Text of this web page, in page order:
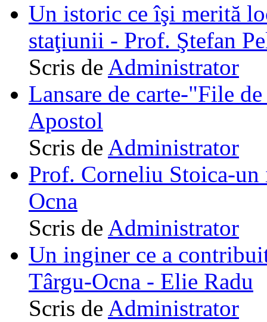
Un istoric ce îşi merită
staţiunii - Prof. Ştefan
Scris de Administrator
Lansare de carte-"File
Apostol
Scris de Administrator
Prof. Corneliu Stoica-
Ocna
Scris de Administrator
Un inginer ce a
Târgu-Ocna - Elie Radu
Scris de Administrator